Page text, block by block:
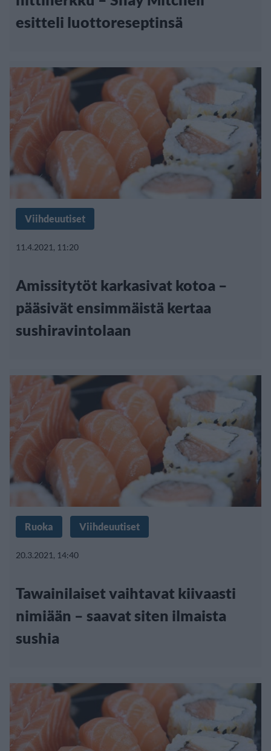
esitteli luottoreseptinsä
Viihdeuutiset
11.4.2021, 11:20
Amissitytöt karkasivat kotoa –
pääsivät ensimmäistä kertaa
sushiravintolaan
Ruoka Viihdeuutiset
20.3.2021, 14:40
Tawainilaiset vaihtavat kiivaasti
nimiään – saavat siten ilmaista
sushia